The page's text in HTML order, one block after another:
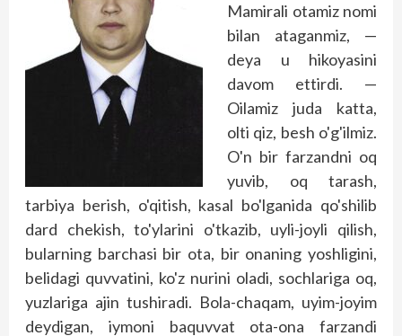
Mamirali otamiz nomi
bilan ataganmiz, —
deya u hikoyasini
davom ettirdi. —
Oilamiz juda katta,
olti qiz, besh o'g'ilmiz.
O'n bir farzandni oq
yuvib, oq tarash,
tarbiya berish, o'qitish, kasal bo'lganida qo'shilib
dard chekish, to'ylarini o'tkazib, uyli-joyli qilish,
bularning barchasi bir ota, bir onaning yoshligini,
belidagi quvvatini, ko'z nurini oladi, sochlariga oq,
yuzlariga ajin tushiradi. Bola-chaqam, uyim-joyim
deydigan, iymoni baquvvat ota-ona farzandi